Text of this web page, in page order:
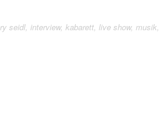
seidl, interview, kabarett, live show, musik,